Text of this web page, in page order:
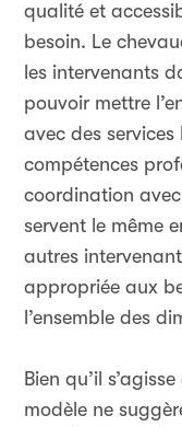
qualité et
besoin. Le
les intervenants
pouvoir mettre
avec des
compétences
coordination
servent le même
autres
appropriée aux
l’ensemble des
Bien qu’il
modèle ne